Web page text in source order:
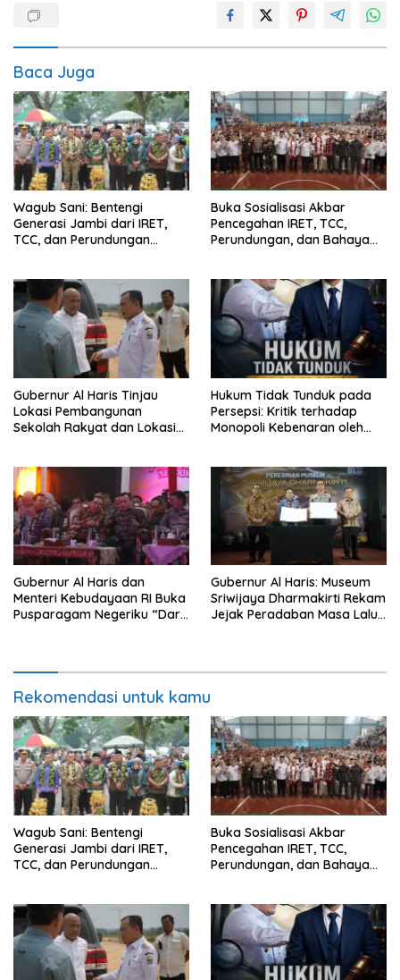
Baca Juga
Wagub Sani: Bentengi
Generasi Jambi dari IRET,
TCC, dan Perundungan
Buka Sosialisasi Akbar
Pencegahan IRET, TCC,
Perundungan, dan Bahaya
bisa jaga diri, 60% masa
depan sudah ada di tangan”
Gubernur Al Haris Tinjau
Lokasi Pembangunan
Sekolah Rakyat dan Lokasi
Hukum Tidak Tunduk pada
Persepsi: Kritik terhadap
Monopoli Kebenaran oleh
Gubernur Al Haris dan
Menteri Kebudayaan RI Buka
Pusparagam Negeriku “Dari
Gubernur Al Haris: Museum
Sriwijaya Dharmakirti Rekam
Jejak Peradaban Masa Lalu
Rekomendasi untuk kamu
Wagub Sani: Bentengi
Generasi Jambi dari IRET,
TCC, dan Perundungan
Buka Sosialisasi Akbar
Pencegahan IRET, TCC,
Perundungan, dan Bahaya
bisa jaga diri, 60% masa
depan sudah ada di tangan”